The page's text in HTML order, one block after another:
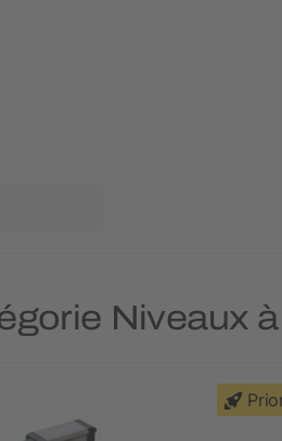
Niveaux